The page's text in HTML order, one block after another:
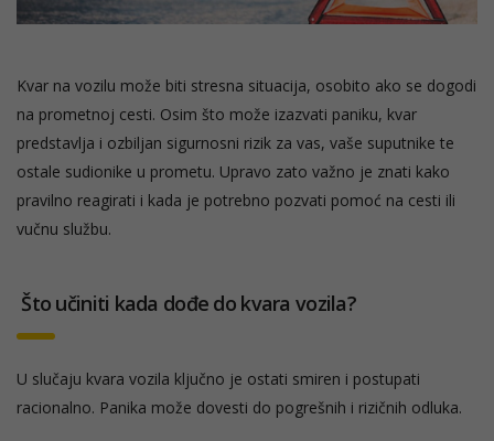
Kvar na vozilu može biti stresna situacija, osobito ako se dogodi
na prometnoj cesti. Osim što može izazvati paniku, kvar
predstavlja i ozbiljan sigurnosni rizik za vas, vaše suputnike te
ostale sudionike u prometu. Upravo zato važno je znati kako
pravilno reagirati i kada je potrebno pozvati pomoć na cesti ili
vučnu službu.
Što učiniti kada dođe do kvara vozila?
U slučaju kvara vozila ključno je ostati smiren i postupati
racionalno. Panika može dovesti do pogrešnih i rizičnih odluka.